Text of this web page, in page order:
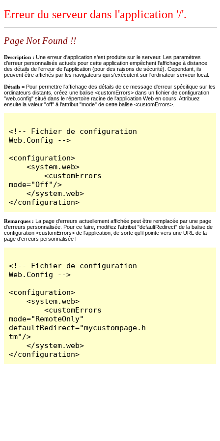
Erreur du serveur dans l'application '/'.
Page Not Found !!
Description : Une erreur d'application s'est produite sur le serveur. Les paramètres
d'erreur personnalisés actuels pour cette application empêchent l'affichage à distance
des détails de l'erreur de l'application (pour des raisons de sécurité). Cependant, ils
peuvent être affichés par les navigateurs qui s'exécutent sur l'ordinateur serveur local.
Détails = Pour permettre l'affichage des détails de ce message d'erreur spécifique sur les
ordinateurs distants, créez une balise <customErrors> dans un fichier de configuration
"web.config" situé dans le répertoire racine de l'application Web en cours. Attribuez
ensuite la valeur "off" à l'attribut "mode" de cette balise <customErrors>.
<!-- Fichier de configuration
Web.Config -->
<configuration>
    <system.web>
        <customErrors
mode="Off"/>
    </system.web>
</configuration>
Remarques : La page d'erreurs actuellement affichée peut être remplacée par une page
d'erreurs personnalisée. Pour ce faire, modifiez l'attribut "defaultRedirect" de la balise de
configuration <customErrors> de l'application, de sorte qu'il pointe vers une URL de la
page d'erreurs personnalisée !
<!-- Fichier de configuration
Web.Config -->
<configuration>
    <system.web>
        <customErrors
mode="RemoteOnly"
defaultRedirect="mycustompage.h
tm"/>
    </system.web>
</configuration>